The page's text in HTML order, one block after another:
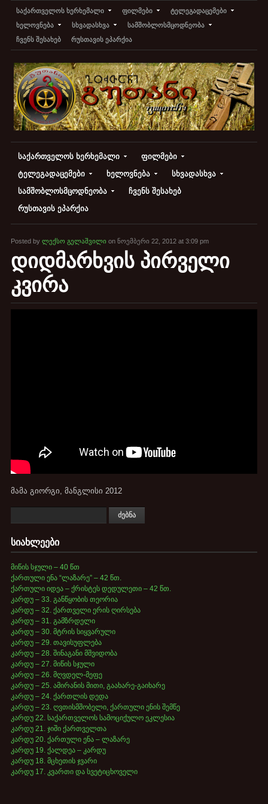
საქართველოს ხერხემალი ფილმები
ტელეგადაცემები
ხელოვნება
სხვადასხვა
სამშობლოსმცოდნეობა
ჩვენს შესახებ
რუსთავის ეპარქია
საქართველოს ხერხემალი
ფილმები
ტელეგადაცემები
ხელოვნება
სხვადასხვა
სამშობლოსმცოდნეობა
ჩვენს შესახებ
რუსთავის ეპარქია
Posted by ლექსო გელაშვილი on ნოემბერი 22, 2012 at 3:09 pm
დიდმარხვის პირველი
კვირა
მამა გიორგი, მანგლისი 2012
სიახლეები
მიწის სჯული – 40 წთ
ქართული ენა “ლაზარე” – 42 წთ.
ქართული იდეა – ქრისტეს დედულეთი – 42 წთ.
კარდუ – 33. განწყობის თეორია
კარდუ – 32. ქართველი ერის ღირსება
კარდუ – 31. გამზრდელი
კარდუ – 30. მტრის სიყვარული
კარდუ – 29. თავისუფლება
კარდუ – 28. შინაგანი მშვიდობა
კარდუ – 27. მიწის სჯული
კარდუ – 26. მღვდელ-მეფე
კარდუ – 25. ამირანის მითი, გაახარე-გაიხარე
კარდუ – 24. ქართლის დედა
კარდუ – 23. ღვთისმშობელი, ქართული ენის შემწე
კარდუ 22. საქართველოს სამოციქულო ეკლესია
კარდუ 21. ჯიში ქართველთა
კარდუ 20. ქართული ენა – ლაზარე
კარდუ 19. ქალდეა – კარდუ
კარდუ 18. მცხეთის ჯვარი
კარდუ 17. კვართი და სვეტიცხოველი